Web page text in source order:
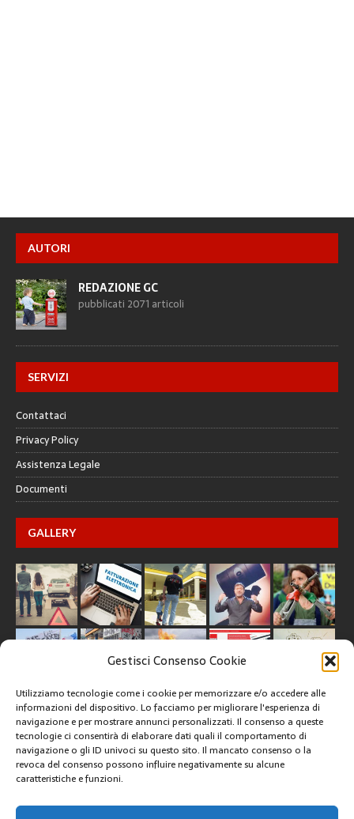
Gestisci Consenso Cookie
Utilizziamo tecnologie come i cookie per memorizzare e/o accedere alle
informazioni del dispositivo. Lo facciamo per migliorare l'esperienza di
navigazione e per mostrare annunci personalizzati. Il consenso a queste
tecnologie ci consentirà di elaborare dati quali il comportamento di
navigazione o gli ID univoci su questo sito. Il mancato consenso o la
revoca del consenso possono influire negativamente su alcune
caratteristiche e funzioni.
AUTORI
REDAZIONE GC
pubblicati 2071 articoli
SERVIZI
Contattaci
Privacy Policy
Assistenza Legale
Documenti
GALLERY
CREATIVE COMMONS
Questa opera è concessa in licenza con i termini